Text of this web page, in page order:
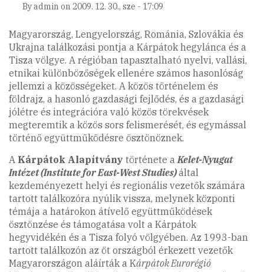
Byadmin on 2009. 12. 30., sze - 17:09
Magyarország, Lengyelország, Románia, Szlovákia és
Ukrajna találkozási pontja a Kárpátok hegylánca és a
Tisza völgye. A régióban tapasztalható nyelvi, vallási,
etnikai különbözőségek ellenére számos hasonlóság
jellemzi a közösségeket. A közös történelem és
földrajz, a hasonló gazdasági fejlődés, és a gazdasági
jólétre és integrációra való közös törekvések
megteremtik a közös sors felismerését, és egymással
történő együttműködésre ösztönöznek.
A Kárpátok Alapítvány története a Kelet-Nyugat
Intézet (Institute for East-West Studies)által
kezdeményezett helyi és regionális vezetők számára
tartott találkozóra nyúlik vissza, melynek központi
témája a határokon átívelő együttműködések
ösztönzése és támogatása volt a Kárpátok
hegyvidékén és a Tisza folyó völgyében. Az 1993-ban
tartott találkozón az öt országból érkezett vezetők
Magyarországon aláírták a Kárpátok Eurorégió